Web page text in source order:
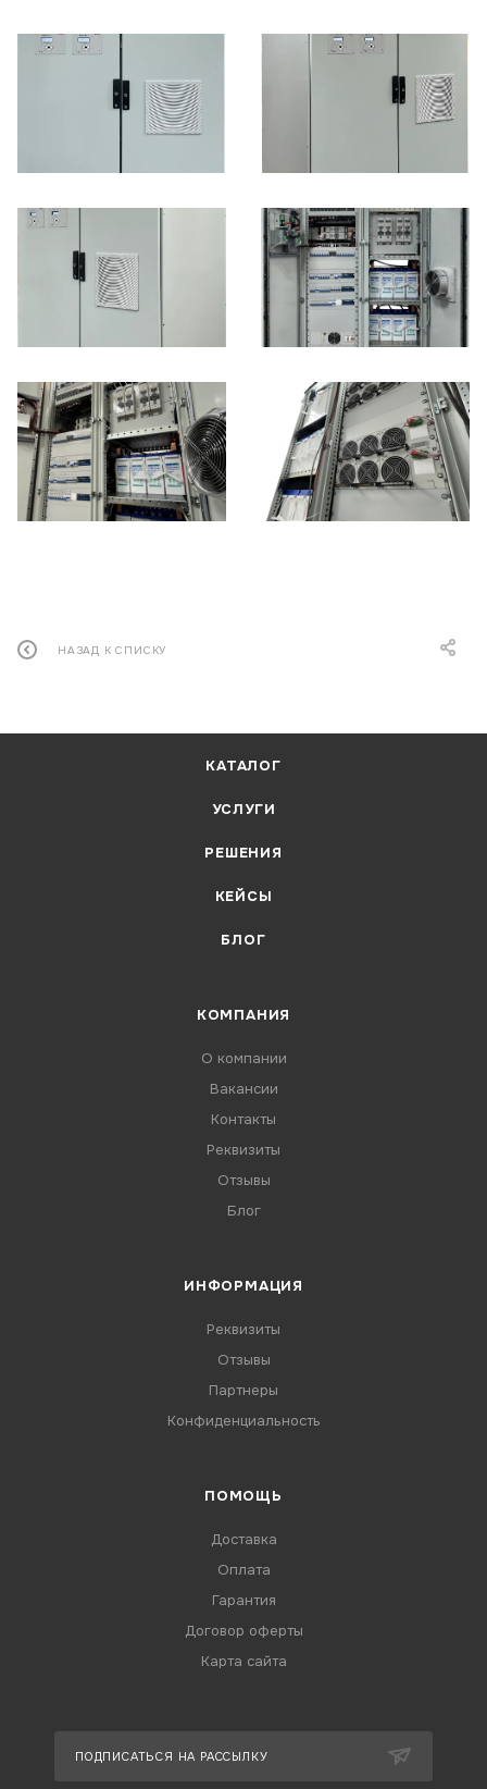
НАЗАД К СПИСКУ
КАТАЛОГ
УСЛУГИ
РЕШЕНИЯ
КЕЙСЫ
БЛОГ
КОМПАНИЯ
О компании
Вакансии
Контакты
Реквизиты
Отзывы
Блог
ИНФОРМАЦИЯ
Реквизиты
Отзывы
Партнеры
Конфиденциальность
ПОМОЩЬ
Доставка
Оплата
Гарантия
Договор оферты
Карта сайта
ПОДПИСАТЬСЯ НА РАССЫЛКУ